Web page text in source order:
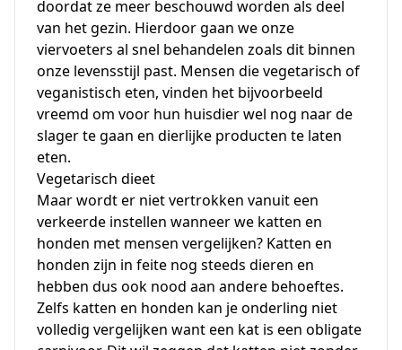
doordat ze meer beschouwd worden als deel
van het gezin. Hierdoor gaan we onze
viervoeters al snel behandelen zoals dit binnen
onze levensstijl past. Mensen die vegetarisch of
veganistisch eten, vinden het bijvoorbeeld
vreemd om voor hun huisdier wel nog naar de
slager te gaan en dierlijke producten te laten
eten.
Vegetarisch dieet
Maar wordt er niet vertrokken vanuit een
verkeerde instellen wanneer we katten en
honden met mensen vergelijken? Katten en
honden zijn in feite nog steeds dieren en
hebben dus ook nood aan andere behoeftes.
Zelfs katten en honden kan je onderling niet
volledig vergelijken want een kat is een obligate